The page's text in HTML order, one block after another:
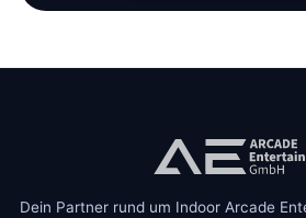
Dein Partner rund um Indoor Arcade